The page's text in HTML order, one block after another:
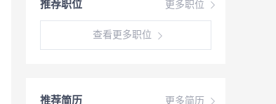
更多职位
推荐职位
查看更多职位
更多简历
推荐简历